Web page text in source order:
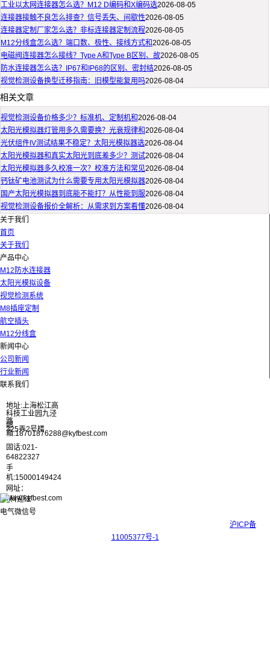
工业以太网连接器怎么选？M12 D编码和X编码选2026-08-05
连接器接触不良怎么排查？信号丢失、间歇性2026-08-05
连接器定制厂家怎么选？非标连接器定制流程2026-08-05
M12分线盒怎么选？端口数、极性、接线方式和2026-08-05
电磁阀连接器怎么接线？Type A和Type B区别、故2026-08-05
防水连接器怎么选？IP67和IP68的区别、密封结2026-08-05
视觉检测设备换型迁移指南：旧模型能复用吗2026-08-04
相关文章
视觉检测设备价格多少？标准机、定制机和2026-08-04
太阳光模拟器灯管用多久需要换？光衰规律和2026-08-04
光伏组件IV测试结果不稳定？太阳光模拟器选2026-08-04
太阳光模拟器和真实太阳光到底差多少？测试2026-08-04
太阳光模拟器多久校准一次？校准方法和常见2026-08-04
钙钛矿电池测试为什么需要专用太阳光模拟器2026-08-04
国产太阳光模拟器到底能不能打？从性能到服2026-08-04
视觉检测设备报价全解析：从需求到方案看懂2026-08-04
关于我们
首页
关于我们
产品中心
M12防水连接器
太阳光模拟设备
视觉检测系统
M8插座定制
航空插头
M12分线盒
新闻中心
公司新闻
行业新闻
联系我们
地址:上海松江高
科技工业园九泾
路
325弄2号楼
邮
箱:18701876288@kyfbest.com
固话:021-
64822327
手
机:15000149424
网址：
www.kyfbest.com
沪ICP备
11005377号-1